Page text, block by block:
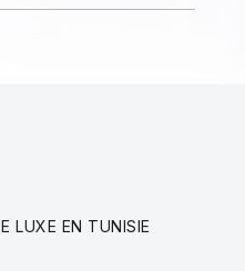
LUXE EN TUNISIE